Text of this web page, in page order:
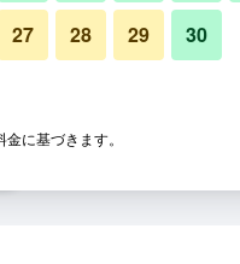
セレンディピティ ビーチ
27 28 29 30
に基づきます。